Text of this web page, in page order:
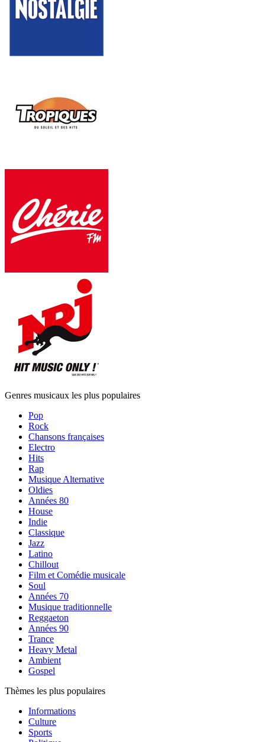
Genres musicaux les plus populaires
Pop
Rock
Chansons françaises
Electro
Hits
Rap
Musique Alternative
Oldies
Années 80
House
Indie
Classique
Jazz
Latino
Chillout
Film et Comédie musicale
Soul
Années 70
Musique traditionnelle
Reggaeton
Années 90
Trance
Heavy Metal
Ambient
Gospel
Thèmes les plus populaires
Informations
Culture
Sports